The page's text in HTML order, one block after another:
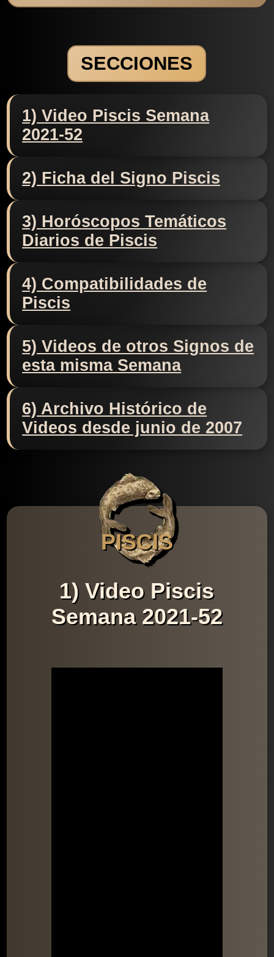
SECCIONES
1) Video Piscis Semana
2021-52
2) Ficha del Signo Piscis
3) Horóscopos Temáticos
Diarios de Piscis
4) Compatibilidades de
Piscis
5) Videos de otros Signos de
esta misma Semana
6) Archivo Histórico de
Videos desde junio de 2007
PISCIS
1) Video Piscis
Semana 2021-52